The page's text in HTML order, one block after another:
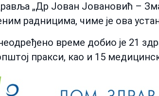
„Др Јован Јовановић –
радницима, чиме је ова
време добио је 21
пракси, као и 15